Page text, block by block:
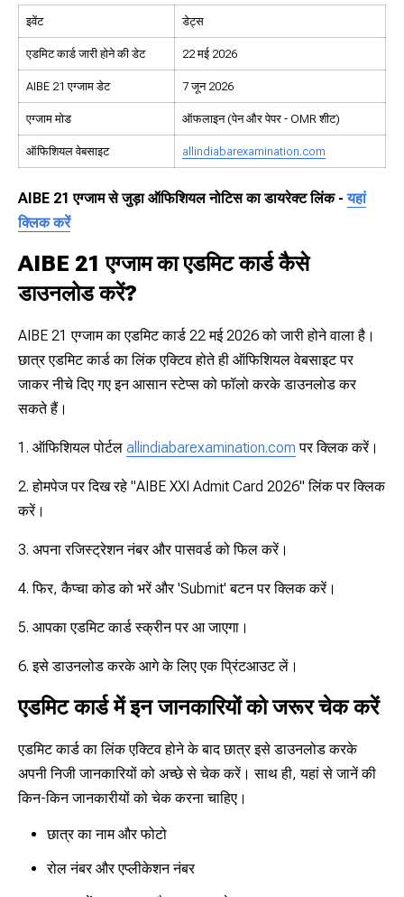
इवेंट डेट्स
एडमिट कार्ड जारी होने की डेट 22 मई 2026
AIBE 21 एग्जाम डेट 7 जून 2026
एग्जाम मोड ऑफलाइन (पेन और पेपर - OMR शीट)
ऑफिशियल वेबसाइट allindiabarexamination.com
AIBE 21 एग्जाम से जुड़ा ऑफिशियल नोटिस का डायरेक्ट लिंक -यहां
क्लिक करें
AIBE 21 एग्जाम का एडमिट कार्ड कैसे
डाउनलोड करें?
AIBE 21 एग्जाम का एडमिट कार्ड 22 मई 2026 को जारी होने वाला है।
छात्र एडमिट कार्ड का लिंक एक्टिव होते ही ऑफिशियल वेबसाइट पर
जाकर नीचे दिए गए इन आसान स्टेप्स को फॉलो करके डाउनलोड कर
सकते हैं।
1. ऑफिशियल पोर्टल allindiabarexamination.com पर क्लिक करें।
2. होमपेज पर दिख रहे "AIBE XXI Admit Card 2026" लिंक पर क्लिक
करें।
3. अपना रजिस्ट्रेशन नंबर और पासवर्ड को फिल करें।
4. फिर, कैप्चा कोड को भरें और 'Submit' बटन पर क्लिक करें।
5. आपका एडमिट कार्ड स्क्रीन पर आ जाएगा।
6. इसे डाउनलोड करके आगे के लिए एक प्रिंटआउट लें।
एडमिट कार्ड में इन जानकारियों को जरूर चेक करें
एडमिट कार्ड का लिंक एक्टिव होने के बाद छात्र इसे डाउनलोड करके
अपनी निजी जानकारियों को अच्छे से चेक करें। साथ ही, यहां से जानें की
किन-किन जानकारीयों को चेक करना चाहिए।
छात्र का नाम और फोटो
रोल नंबर और एप्लीकेशन नंबर